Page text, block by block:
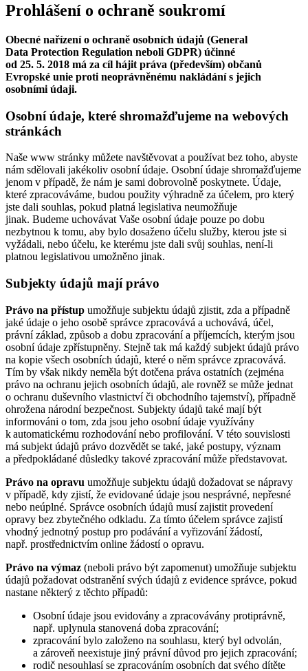
Prohlášení o ochraně soukromí
Obecné nařízení o ochraně osobních údajů (General
Data Protection Regulation neboli GDPR) účinné
od 25. 5. 2018 má za cíl hájit práva (především) občanů
Evropské unie proti neoprávněnému nakládání s jejich
osobními údaji.
Osobní údaje, které shromažďujeme na webových
stránkách
Naše www stránky můžete navštěvovat a používat bez toho, abyste
nám sdělovali jakékoliv osobní údaje. Osobní údaje shromažďujeme
jenom v případě, že nám je sami dobrovolně poskytnete. Údaje,
které zpracováváme, budou použity výhradně za účelem, pro který
jste dali souhlas, pokud platná legislativa neumožňuje
jinak. Budeme uchovávat Vaše osobní údaje pouze po dobu
nezbytnou k tomu, aby bylo dosaženo účelu služby, kterou jste si
vyžádali, nebo účelu, ke kterému jste dali svůj souhlas, není-li
platnou legislativou umožněno jinak.
Subjekty údajů mají právo
Právo na přístup umožňuje subjektu údajů zjistit, zda a případně
jaké údaje o jeho osobě správce zpracovává a uchovává, účel,
právní základ, způsob a dobu zpracování a příjemcích, kterým jsou
osobní údaje zpřístupněny. Stejně tak má každý subjekt údajů právo
na kopie všech osobních údajů, které o něm správce zpracovává.
Tím by však nikdy neměla být dotčena práva ostatních (zejména
právo na ochranu jejich osobních údajů, ale rovněž se může jednat
o ochranu duševního vlastnictví či obchodního tajemství), případně
ohrožena národní bezpečnost. Subjekty údajů také mají být
informováni o tom, zda jsou jeho osobní údaje využívány
k automatickému rozhodování nebo profilování. V této souvislosti
má subjekt údajů právo dozvědět se také, jaké postupy, význam
a předpokládané důsledky takové zpracování může představovat.
Právo na opravu umožňuje subjektu údajů dožadovat se nápravy
v případě, kdy zjistí, že evidované údaje jsou nesprávné, nepřesné
nebo neúplné. Správce osobních údajů musí zajistit provedení
opravy bez zbytečného odkladu. Za tímto účelem správce zajistí
vhodný jednotný postup pro podávání a vyřizování žádostí,
např. prostřednictvím online žádostí o opravu.
Právo na výmaz (neboli právo být zapomenut) umožňuje subjektu
údajů požadovat odstranění svých údajů z evidence správce, pokud
nastane některý z těchto případů:
Osobní údaje jsou evidovány a zpracovávány protiprávně,
např. uplynula stanovená doba zpracování;
zpracování bylo založeno na souhlasu, který byl odvolán,
a zároveň neexistuje jiný právní důvod pro jejich zpracování;
rodič nesouhlasí se zpracováním osobních dat svého dítěte